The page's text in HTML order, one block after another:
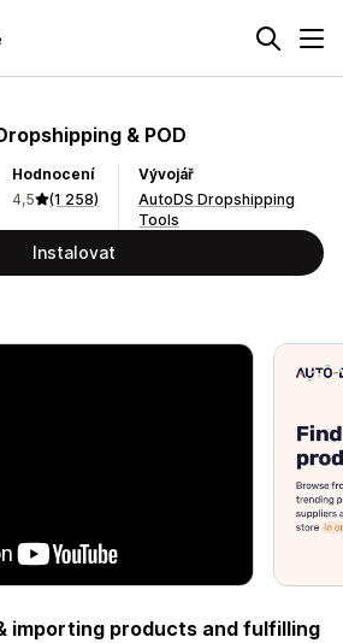
& POD
Hodnocení
4,5
(1 258)
Vývojář
AutoDS Dropshipping
Tools
Instalovat
importing products and fulfilling